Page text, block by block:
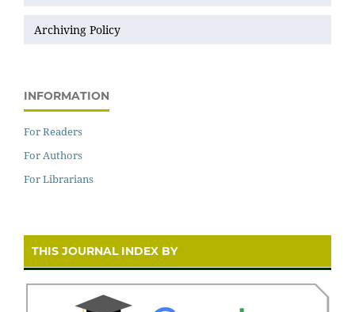
Archiving Policy
INFORMATION
For Readers
For Authors
For Librarians
THIS JOURNAL INDEX BY